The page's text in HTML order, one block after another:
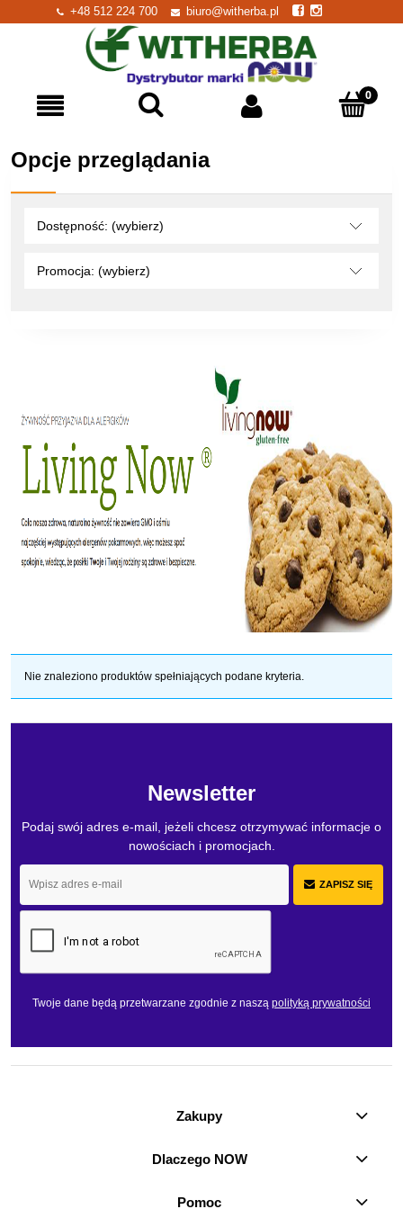
+48 512 224 700 biuro@witherba.pl
Opcje przeglądania
Dostępność: (wybierz)
Promocja: (wybierz)
Nie znaleziono produktów spełniających podane kryteria.
Newsletter
Podaj swój adres e-mail, jeżeli chcesz otrzymywać informacje o
nowościach i promocjach.
ZAPISZ SIĘ
Twoje dane będą przetwarzane zgodnie z naszą polityką prywatności
Zakupy
Dlaczego NOW
Pomoc